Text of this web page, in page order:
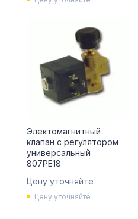
Электомагнитный
клапан с регулятором
универсальный
807PE18
Цену уточняйте
Цену уточняйте